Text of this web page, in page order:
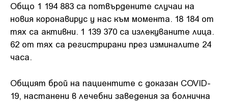
Общо 1 194 883 са потвърдените случаи на
новия коронавирус у нас към момента. 18 184 от
тях са активни. 1 139 370 са излекуваните лица.
62 от тях са регистрирани през изминалите 24
часа.
Общият брой на пациентите с доказан COVID-
19, настанени в лечебни заведения за болнична